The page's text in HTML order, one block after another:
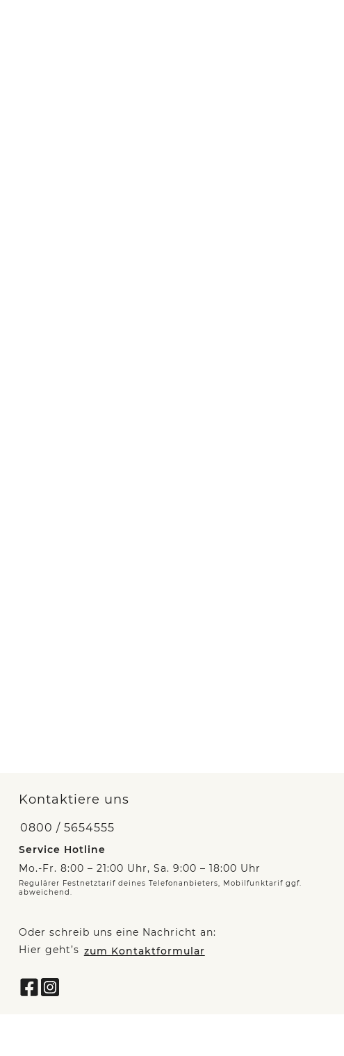
Kontaktiere uns
0800 / 5654555
Service Hotline
Mo.-Fr. 8:00 – 21:00 Uhr, Sa. 9:00 – 18:00 Uhr
Regulärer Festnetztarif deines Telefonanbieters, Mobilfunktarif ggf.
abweichend.
Oder schreib uns eine Nachricht an:
Hier geht’s zum Kontaktformular